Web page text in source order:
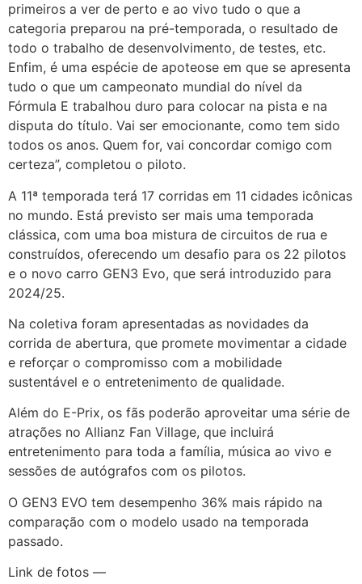
primeiros a ver de perto e ao vivo tudo o que a
categoria preparou na pré-temporada, o resultado de
todo o trabalho de desenvolvimento, de testes, etc.
Enfim, é uma espécie de apoteose em que se apresenta
tudo o que um campeonato mundial do nível da
Fórmula E trabalhou duro para colocar na pista e na
disputa do título. Vai ser emocionante, como tem sido
todos os anos. Quem for, vai concordar comigo com
certeza”, completou o piloto.
A 11ª temporada terá 17 corridas em 11 cidades icônicas
no mundo. Está previsto ser mais uma temporada
clássica, com uma boa mistura de circuitos de rua e
construídos, oferecendo um desafio para os 22 pilotos
e o novo carro GEN3 Evo, que será introduzido para
2024/25.
Na coletiva foram apresentadas as novidades da
corrida de abertura, que promete movimentar a cidade
e reforçar o compromisso com a mobilidade
sustentável e o entretenimento de qualidade.
Além do E-Prix, os fãs poderão aproveitar uma série de
atrações no Allianz Fan Village, que incluirá
entretenimento para toda a família, música ao vivo e
sessões de autógrafos com os pilotos.
O GEN3 EVO tem desempenho 36% mais rápido na
comparação com o modelo usado na temporada
passado.
Link de fotos —